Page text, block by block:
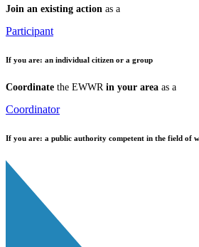
Join an existing action as a
Participant
If you are: an individual citizen or a group
Coordinate the EWWR in your area as a
Coordinator
If you are: a public authority competent in the field of